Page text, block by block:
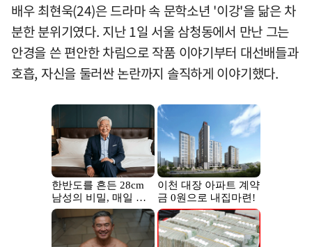
배우 최현욱(24)은 드라마 속 문학소년 '이강'을 닮은 차
분한 분위기였다. 지난 1일 서울 삼청동에서 만난 그는
안경을 쓴 편안한 차림으로 작품 이야기부터 대선배들과
호흡, 자신을 둘러싼 논란까지 솔직하게 이야기했다.